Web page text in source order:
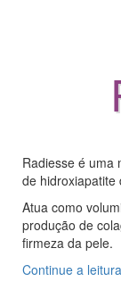
Radiesse é uma
de hidroxiapatite
Atua como
produção de
firmeza da pele.
Continue a leitura